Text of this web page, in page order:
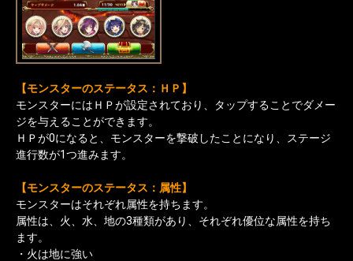
【モンスターのステータス：ＨＰ】
モンスターにはＨＰが設定されており、タップすることでダメー
ジを与えることができます。
ＨＰが0になると、モンスターを撃破したことになり、ステージ
進行数が1つ進みます。
【モンスターのステータス：属性】
モンスターはそれぞれ属性を持ちます。
属性は、火、水、地の3種類があり、それぞれ優位な属性を持ち
ます。
・火は地に強い